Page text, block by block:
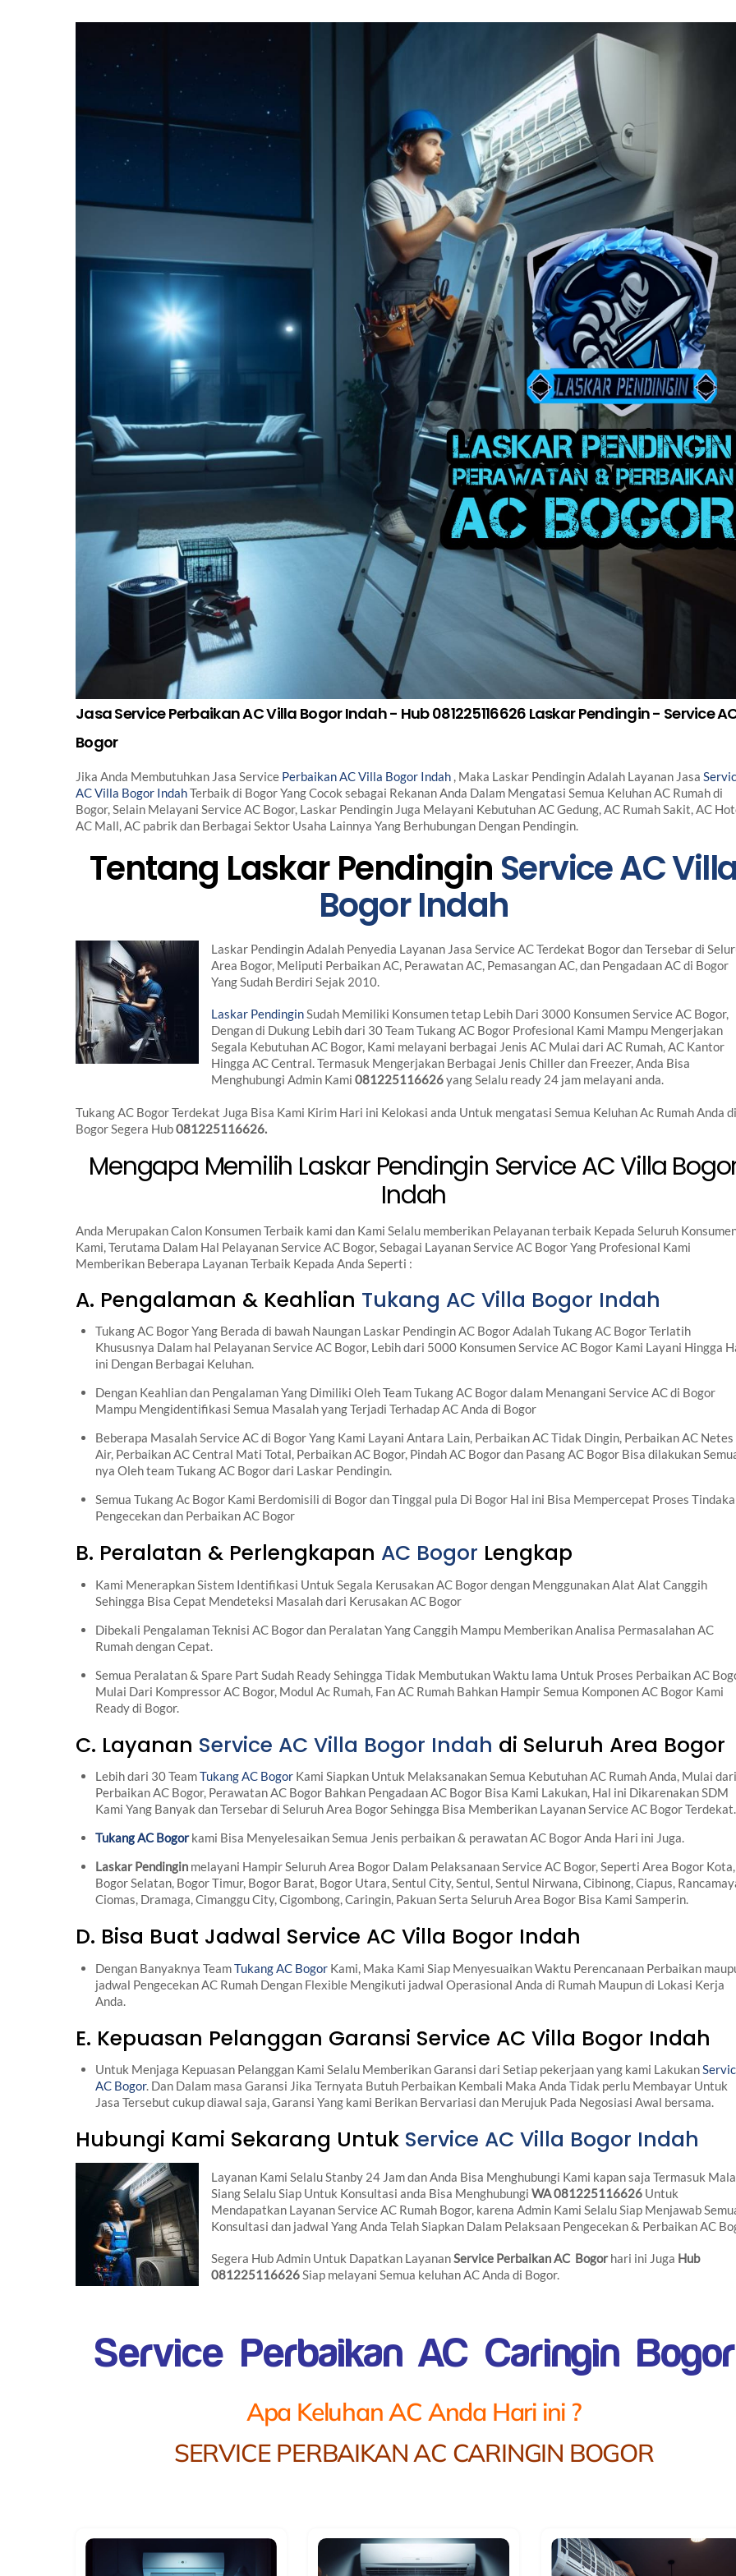
Jasa Service Perbaikan AC Villa Bogor Indah - Hub 081225116626 Laskar Pendingin - Service
Bogor
Jika Anda Membutuhkan Jasa Service Perbaikan AC Villa Bogor Indah , Maka Laskar Pendingin Adalah Layanan Jasa
AC Villa Bogor IndahTerbaik di Bogor Yang Cocok sebagai Rekanan Anda Dalam Mengatasi Semua Keluhan AC Rumah di
Bogor, Selain Melayani Service AC Bogor, Laskar Pendingin Juga Melayani Kebutuhan AC Gedung, AC Rumah Sakit, AC
AC Mall, AC pabrik dan Berbagai Sektor Usaha Lainnya Yang Berhubungan Dengan Pendingin.
Tentang Laskar Pendingin Service AC
Bogor Indah
Laskar Pendingin Adalah Penyedia Layanan Jasa Service AC Terdekat Bogor dan Tersebar di
Area Bogor, Meliputi Perbaikan AC, Perawatan AC, Pemasangan AC, dan Pengadaan AC di Bogor
Yang Sudah Berdiri Sejak 2010.
Laskar PendinginSudah Memiliki Konsumen tetap Lebih Dari 3000 Konsumen Service AC Bogor,
Dengan di Dukung Lebih dari 30 Team Tukang AC Bogor Profesional Kami Mampu Mengerjakan
Segala Kebutuhan AC Bogor, Kami melayani berbagai Jenis AC Mulai dari AC Rumah, AC Kantor
Hingga AC Central. Termasuk Mengerjakan Berbagai Jenis Chiller dan Freezer, Anda Bisa
Menghubungi Admin Kami 081225116626yang Selalu ready 24 jam melayani anda.
Tukang AC Bogor Terdekat Juga Bisa Kami Kirim Hari ini Kelokasi anda Untuk mengatasi Semua Keluhan Ac Rumah Anda di
Bogor Segera Hub081225116626.
Mengapa Memilih Laskar Pendingin Service AC Villa
Indah
Anda Merupakan Calon Konsumen Terbaik kami dan Kami Selalu memberikan Pelayanan terbaik Kepada Seluruh
Kami, Terutama Dalam Hal Pelayanan Service AC Bogor, Sebagai Layanan Service AC Bogor Yang Profesional Kami
Memberikan Beberapa Layanan Terbaik Kepada Anda Seperti :
A. Pengalaman & Keahlian Tukang AC Villa Bogor Indah
Tukang AC Bogor Yang Berada di bawah Naungan Laskar Pendingin AC Bogor Adalah Tukang AC Bogor Terlatih
Khususnya Dalam hal Pelayanan Service AC Bogor, Lebih dari 5000 Konsumen Service AC Bogor Kami Layani Hingga
ini Dengan Berbagai Keluhan.
Dengan Keahlian dan Pengalaman Yang Dimiliki Oleh Team Tukang AC Bogor dalam Menangani Service AC di Bogor
Mampu Mengidentifikasi Semua Masalah yang Terjadi Terhadap AC Anda di Bogor
Beberapa Masalah Service AC di Bogor Yang Kami Layani Antara Lain, Perbaikan AC Tidak Dingin, Perbaikan AC Netes
Air, Perbaikan AC Central Mati Total, Perbaikan AC Bogor, Pindah AC Bogor dan Pasang AC Bogor Bisa dilakukan
nya Oleh team Tukang AC Bogor dari Laskar Pendingin.
Semua Tukang Ac Bogor Kami Berdomisili di Bogor dan Tinggal pula Di Bogor Hal ini Bisa Mempercepat Proses
Pengecekan dan Perbaikan AC Bogor
B. Peralatan & Perlengkapan AC Bogor Lengkap
Kami Menerapkan Sistem Identifikasi Untuk Segala Kerusakan AC Bogor dengan Menggunakan Alat Alat Canggih
Sehingga Bisa Cepat Mendeteksi Masalah dari Kerusakan AC Bogor
Dibekali Pengalaman Teknisi AC Bogor dan Peralatan Yang Canggih Mampu Memberikan Analisa Permasalahan AC
Rumah dengan Cepat.
Semua Peralatan & Spare Part Sudah Ready Sehingga Tidak Membutukan Waktu lama Untuk Proses Perbaikan AC
Mulai Dari Kompressor AC Bogor, Modul Ac Rumah, Fan AC Rumah Bahkan Hampir Semua Komponen AC Bogor Kami
Ready di Bogor.
C. Layanan Service AC Villa Bogor Indah di Seluruh Area Bogor
Lebih dari 30 TeamTukang AC Bogor Kami Siapkan Untuk Melaksanakan Semua Kebutuhan AC Rumah Anda, Mulai dari
Perbaikan AC Bogor, Perawatan AC Bogor Bahkan Pengadaan AC Bogor Bisa Kami Lakukan, Hal ini Dikarenakan SDM
Kami Yang Banyak dan Tersebar di Seluruh Area Bogor Sehingga Bisa Memberikan Layanan Service AC Bogor Terdekat.
Tukang AC Bogorkami Bisa Menyelesaikan Semua Jenis perbaikan & perawatan AC Bogor Anda Hari ini Juga.
Laskar Pendingin melayani Hampir Seluruh Area Bogor Dalam Pelaksanaan Service AC Bogor, Seperti Area Bogor Kota,
Bogor Selatan, Bogor Timur, Bogor Barat, Bogor Utara, Sentul City, Sentul, Sentul Nirwana, Cibinong, Ciapus,
Ciomas, Dramaga, Cimanggu City, Cigombong, Caringin, Pakuan Serta Seluruh Area Bogor Bisa Kami Samperin.
D. Bisa Buat Jadwal Service AC Villa Bogor Indah
Dengan Banyaknya TeamTukang AC Bogor Kami, Maka Kami Siap Menyesuaikan Waktu Perencanaan Perbaikan
jadwal Pengecekan AC Rumah Dengan Flexible Mengikuti jadwal Operasional Anda di Rumah Maupun di Lokasi Kerja
Anda.
E. Kepuasan Pelanggan Garansi Service AC Villa Bogor Indah
Untuk Menjaga Kepuasan Pelanggan Kami Selalu Memberikan Garansi dari Setiap pekerjaan yang kami Lakukan
AC Bogor. Dan Dalam masa Garansi Jika Ternyata Butuh Perbaikan Kembali Maka Anda Tidak perlu Membayar Untuk
Jasa Tersebut cukup diawal saja, Garansi Yang kami Berikan Bervariasi dan Merujuk Pada Negosiasi Awal bersama.
Hubungi Kami Sekarang Untuk Service AC Villa Bogor Indah
Layanan Kami Selalu Stanby 24 Jam dan Anda Bisa Menghubungi Kami kapan saja Termasuk
Siang Selalu Siap Untuk Konsultasi anda Bisa Menghubungi WA 081225116626 Untuk
Mendapatkan Layanan Service AC Rumah Bogor, karena Admin Kami Selalu Siap Menjawab
Konsultasi dan jadwal Yang Anda Telah Siapkan Dalam Pelaksaan Pengecekan & Perbaikan AC
Segera Hub Admin Untuk Dapatkan LayananService Perbaikan AC Bogorhari ini Juga Hub
081225116626Siap melayani Semua keluhan AC Anda di Bogor.
Service Perbaikan AC Caringin Bogor
Apa Keluhan AC Anda Hari ini ?
SERVICE PERBAIKAN AC CARINGIN BOGOR